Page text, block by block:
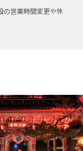
の営業時間変更や休